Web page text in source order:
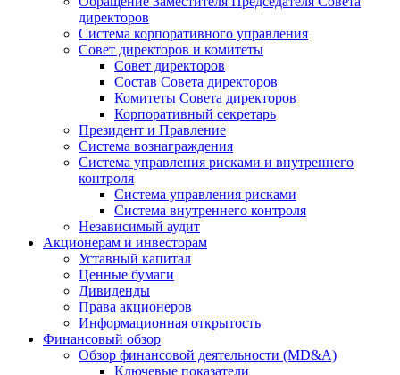
директоров
Система корпоративного управления
Совет директоров и комитеты
Совет директоров
Состав Совета директоров
Комитеты Совета директоров
Корпоративный секретарь
Президент и Правление
Система вознаграждения
Система управления рисками и внутреннего
контроля
Система управления рисками
Система внутреннего контроля
Независимый аудит
Акционерам и инвесторам
Уставный капитал
Ценные бумаги
Дивиденды
Права акционеров
Информационная открытость
Финансовый обзор
Обзор финансовой деятельности (MD&A)
Ключевые показатели